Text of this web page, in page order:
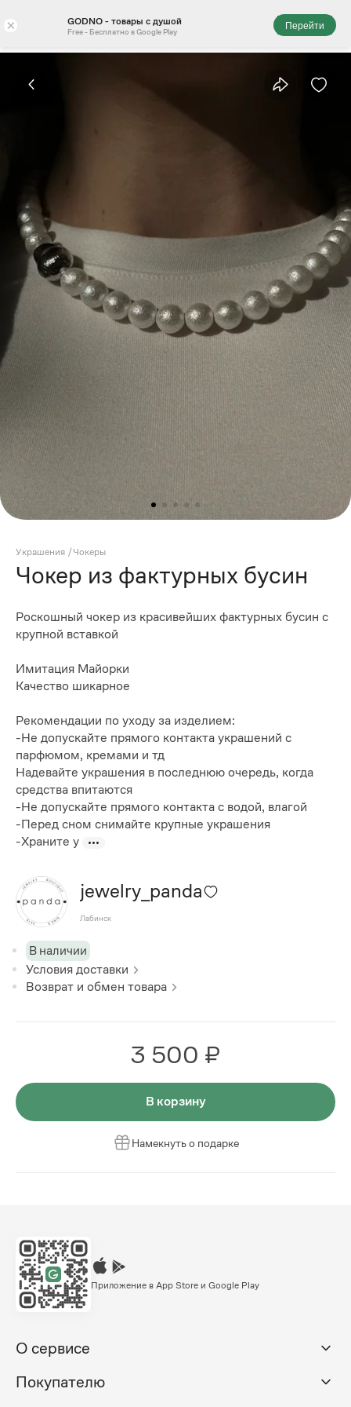
× GODNO - товары с душой
Free - Бесплатно в Google Play
Перейти
Украшения /Чокеры
Чокер из фактурных бусин
Роскошный чокер из красивейших фактурных бусин с
крупной вставкой
Имитация Майорки
Качество шикарное
Рекомендации по уходу за изделием:
-Не допускайте прямого контакта украшений с
парфюмом, кремами и тд
Надевайте украшения в последнюю очередь, когда
средства впитаются
-Не допускайте прямого контакта с водой, влагой
-Перед сном снимайте крупные украшения
-Храните у
jewelry_panda
Лабинск
В наличии
Условия доставки
Возврат и обмен товара
3 500 ₽
В корзину
Намекнуть о подарке
Приложение в App Store и Google Play
О сервисе
Покупателю